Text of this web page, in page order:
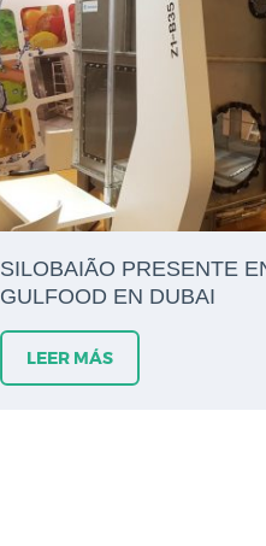
SILOBAIÃO PRESENTE
GULFOOD EN DUBAI
LEER MÁS